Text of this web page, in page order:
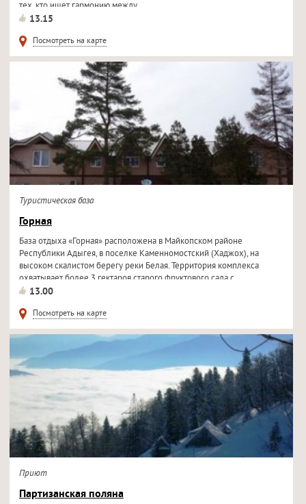
тех, кто ищет гармонию между...
13.15
Посмотреть на карте
Туристическая база
Горная
База отдыха «Горная» расположена в Майкопском районе
Республики Адыгея, в поселке Каменномостский (Хаджох), на
высоком скалистом берегу реки Белая. Территория комплекса
охватывает более 3 гектаров старого фруктового сада с
сохранившимися
13.00
Посмотреть на карте
Приют
Партизанская поляна